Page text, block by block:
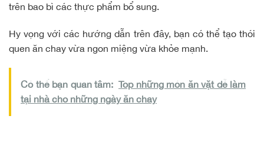
trên bao bì các thực phẩm bổ sung.
Hy vọng với các hướng dẫn trên đây, bạn có thể tạo thói
quen ăn chay vừa ngon miệng vừa khỏe mạnh.
Có thể bạn quan tâm: Top những món ăn vặt dễ làm
tại nhà cho những ngày ăn chay